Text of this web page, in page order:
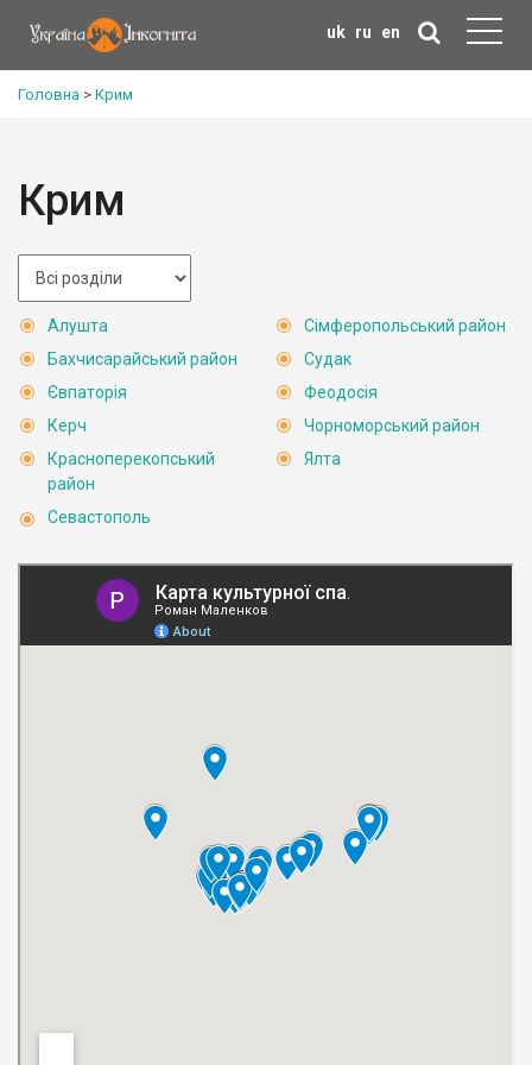
uk ru en
Головна > Крим
Крим
Алушта
Бахчисарайський район
Євпаторія
Керч
Красноперекопський
район
Севастополь
Сімферопольський район
Судак
Феодосія
Чорноморський район
Ялта